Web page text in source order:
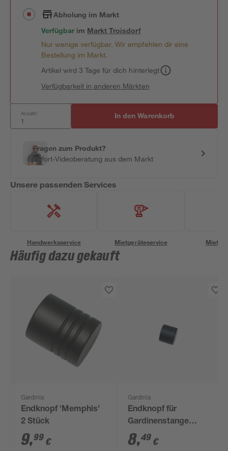
Abholung im Markt
Verfügbar im MarktTroisdorf
Nur wenige verfügbar. Wir empfehlen dir eine
Bestellung im Markt.
Artikel wird 3 Tage für dich hinterlegt
Verfügbarkeit in anderen Märkten
Anzahl: In den Warenkorb
Fragen zum Produkt?
Sofort-Videoberatung aus dem Markt
Unsere passenden Services
Handwerksservice Mietgeräteservice
Häufig dazu gekauft
Gardinia
Endknopf 'Memphis'
2 Stück
9,99 €
Gardinia
Endknopf für
Gardinenstange
'Memphis' Ø 16 mm
schwarz, 2er-Pack
8,49 €